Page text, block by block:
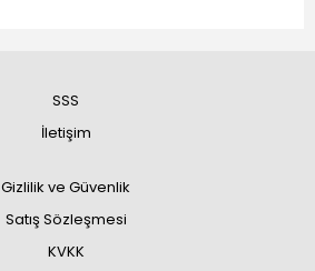
SSS
İletişim
Gizlilik ve Güvenlik
Satış Sözleşmesi
KVKK